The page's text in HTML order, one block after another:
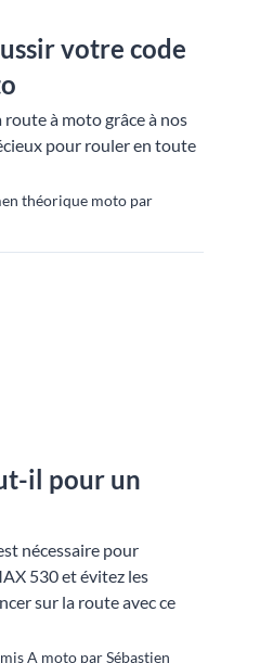
votre code
à moto grâce à nos
pour rouler en toute
théorique moto par
il pour un
nécessaire pour
530 et évitez les
sur la route avec ce
A moto par Sébastien